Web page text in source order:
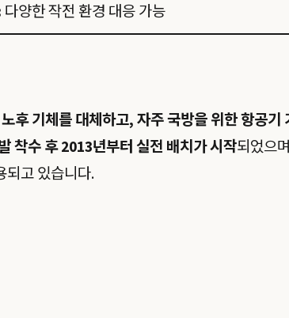
다양한 작전 환경 대응 가능
후 기체를 대체하고, 자주 국방을 위한 항공기
착수 후 2013년부터 실전 배치가 시작되었으
되고 있습니다.